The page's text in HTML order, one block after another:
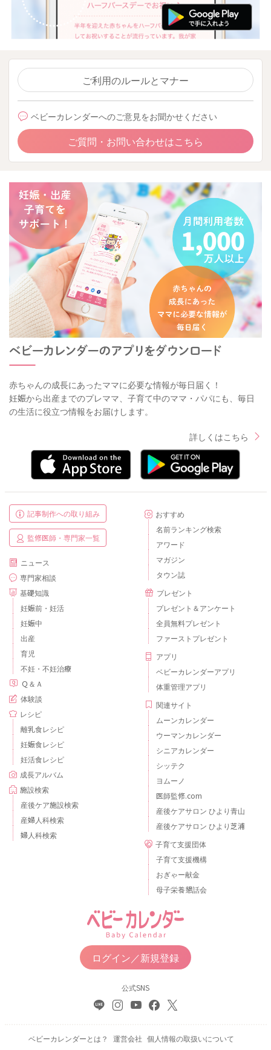
ご利用のルールとマナー
ベビーカレンダーへのご意見をお聞かせください
ご質問・お問い合わせはこちら
赤ちゃんの成長にあったママに必要な情報が毎日届く！
妊娠から出産までのプレママ、子育て中のママ・パパにも、毎日
の生活に役立つ情報をお届けします。
詳しくはこちら
記事制作への取り組み
監修医師・専門家一覧
ニュース
専門家相談
基礎知識
妊娠前・妊活
妊娠中
出産
育児
不妊・不妊治療
Ｑ＆Ａ
体験談
レシピ
離乳食レシピ
妊娠食レシピ
妊活食レシピ
成長アルバム
施設検索
産後ケア施設検索
産婦人科検索
婦人科検索
おすすめ
名前ランキング検索
アワード
マガジン
タウン誌
プレゼント
プレゼント＆アンケート
全員無料プレゼント
ファーストプレゼント
アプリ
ベビーカレンダーアプリ
体重管理アプリ
関連サイト
ムーンカレンダー
ウーマンカレンダー
シニアカレンダー
シッテク
ヨムーノ
医師監修.com
産後ケアサロン ひより青山
産後ケアサロン ひより芝浦
子育て支援団体
子育て支援機構
おぎゃー献金
母子栄養懇話会
ログイン／新規登録
公式SNS
ベビーカレンダーとは？ 運営会社 個人情報の取扱いについて